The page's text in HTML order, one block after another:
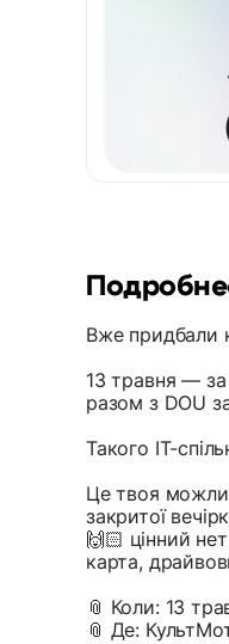
Вже придбали
13 травня — за
разом з DOU
Такого IT-
Це твоя
закритої
🙌🏻 цінний
карта,
📎 Коли: 13
📎 Де: